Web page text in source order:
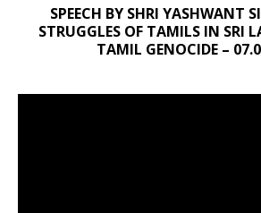
SPEECH BY SHRI YASHWANT
STRUGGLES OF TAMILS IN SRI
TAMIL GENOCIDE –